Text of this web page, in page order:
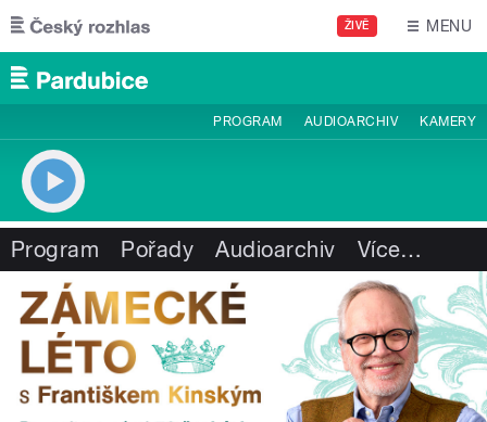
Přejít k hlavnímu obsahu
ŽIVĚ MENU
PROGRAM AUDIOARCHIV KAMERY
Program Pořady Audioarchiv Více…